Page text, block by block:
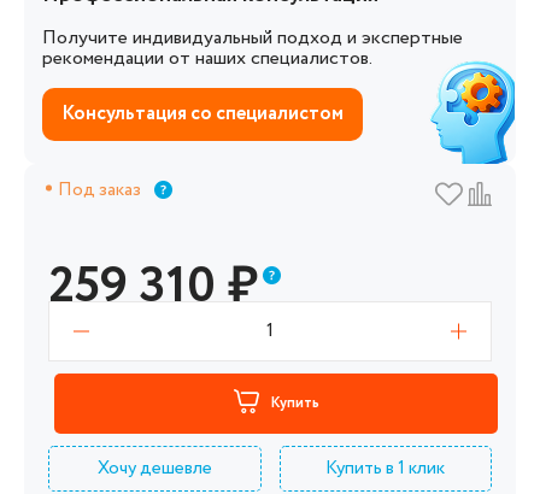
Получите индивидуальный подход и экспертные
рекомендации от наших специалистов.
Консультация со специалистом
Под заказ
259 310₽
1
Купить
Хочу дешевле Купить в 1 клик